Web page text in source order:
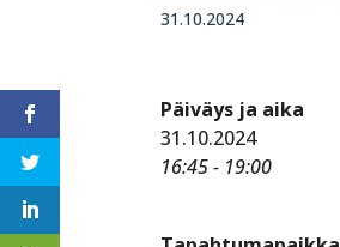
31.10.2024
Päiväys ja aika
31.10.2024
16:45 - 19:00